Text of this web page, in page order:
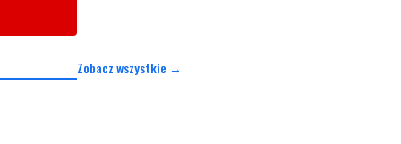
Zobacz wszystkie →